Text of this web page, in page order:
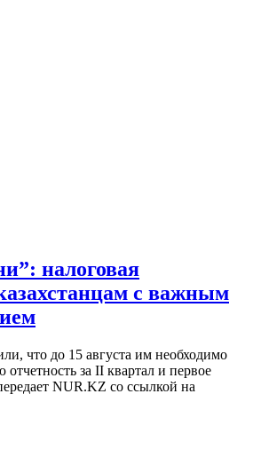
налоговая
с важным
что до 15 августа им необходимо
отчетность за II квартал и первое
NUR.KZ со ссылкой на